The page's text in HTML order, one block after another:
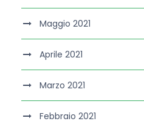
Maggio 2021
Aprile 2021
Marzo 2021
Febbraio 2021